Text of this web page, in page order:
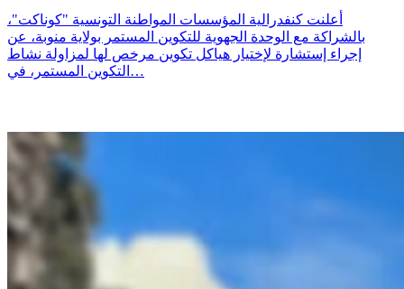
أعلنت كنفدرالية المؤسسات المواطنة التونسية "كوناكت"،
بالشراكة مع الوحدة الجهوية للتكوين المستمر بولاية منوبة، عن
إجراء إستشارة لإختيار هياكل تكوين مرخص لها لمزاولة نشاط
التكوين المستمر، في…